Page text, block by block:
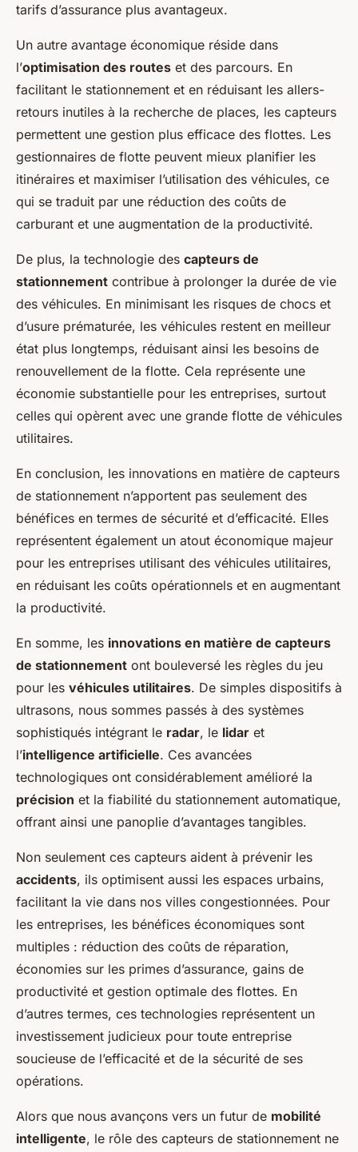
tarifs d’assurance plus avantageux.
Un autre avantage économique réside dans
l’optimisation des routes et des parcours. En
facilitant le stationnement et en réduisant les allers-
retours inutiles à la recherche de places, les capteurs
permettent une gestion plus efficace des flottes. Les
gestionnaires de flotte peuvent mieux planifier les
itinéraires et maximiser l’utilisation des véhicules, ce
qui se traduit par une réduction des coûts de
carburant et une augmentation de la productivité.
De plus, la technologie des capteurs de
stationnement contribue à prolonger la durée de vie
des véhicules. En minimisant les risques de chocs et
d’usure prématurée, les véhicules restent en meilleur
état plus longtemps, réduisant ainsi les besoins de
renouvellement de la flotte. Cela représente une
économie substantielle pour les entreprises, surtout
celles qui opèrent avec une grande flotte de véhicules
utilitaires.
En conclusion, les innovations en matière de capteurs
de stationnement n’apportent pas seulement des
bénéfices en termes de sécurité et d’efficacité. Elles
représentent également un atout économique majeur
pour les entreprises utilisant des véhicules utilitaires,
en réduisant les coûts opérationnels et en augmentant
la productivité.
En somme, les innovations en matière de capteurs
de stationnement ont bouleversé les règles du jeu
pour les véhicules utilitaires. De simples dispositifs à
ultrasons, nous sommes passés à des systèmes
sophistiqués intégrant le radar, le lidar et
l’intelligence artificielle. Ces avancées
technologiques ont considérablement amélioré la
précision et la fiabilité du stationnement automatique,
offrant ainsi une panoplie d’avantages tangibles.
Non seulement ces capteurs aident à prévenir les
accidents, ils optimisent aussi les espaces urbains,
facilitant la vie dans nos villes congestionnées. Pour
les entreprises, les bénéfices économiques sont
multiples : réduction des coûts de réparation,
économies sur les primes d’assurance, gains de
productivité et gestion optimale des flottes. En
d’autres termes, ces technologies représentent un
investissement judicieux pour toute entreprise
soucieuse de l’efficacité et de la sécurité de ses
opérations.
Alors que nous avançons vers un futur de mobilité
intelligente, le rôle des capteurs de stationnement ne